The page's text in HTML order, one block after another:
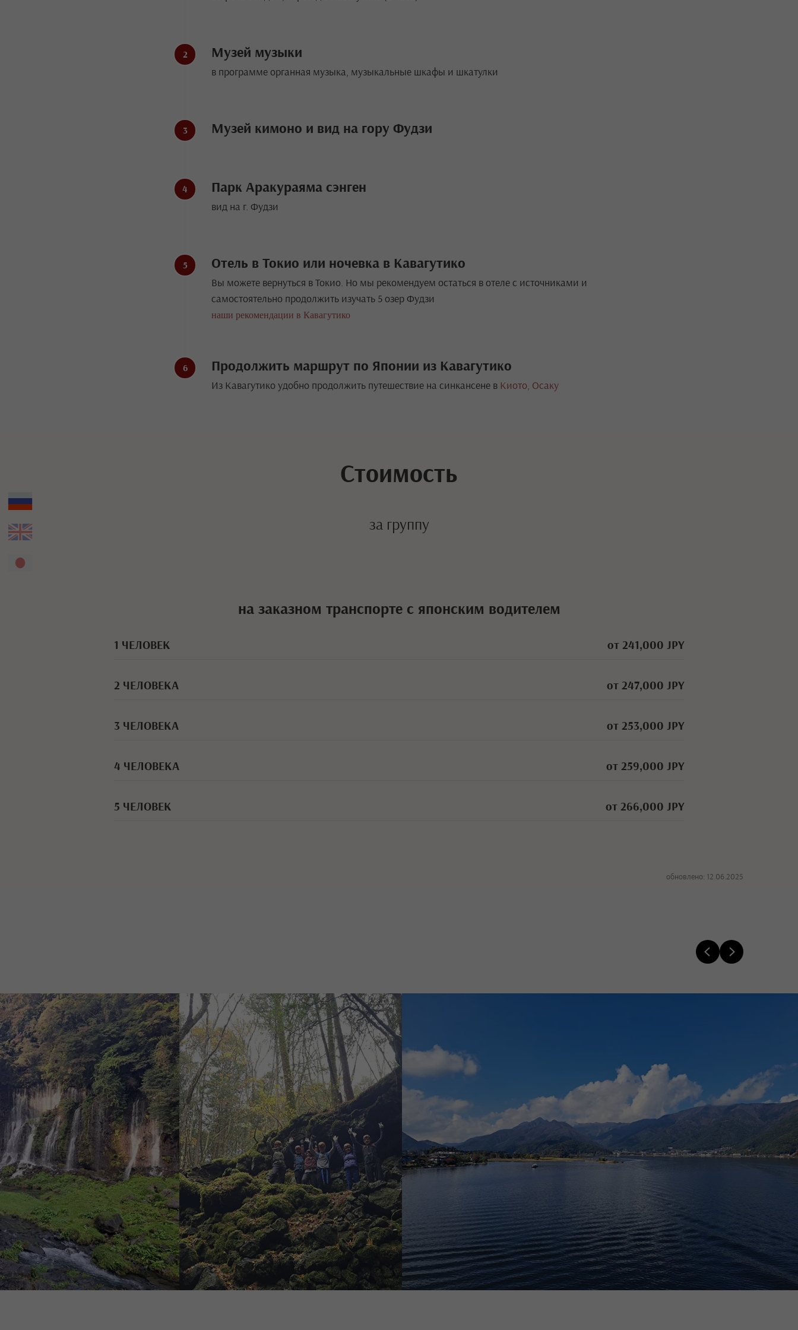
Музей музыки
в программе органная музыка, музыкальные шкафы и шкатулки
Музей кимоно и вид на гору Фудзи
Парк Аракураяма сэнген
вид на г. Фудзи
Отель в Токио или ночевка в Кавагутико
Вы можете вернуться в Токио. Но мы рекомендуем остаться в отеле с источниками и
самостоятельно продолжить изучать 5 озер Фудзи
наши рекомендации в Кавагутико
Продолжить маршрут по Японии из Кавагутико
Из Кавагутико удобно продолжить путешествие на синкансене в Киото, Осаку
Стоимость
за группу
на заказном транспорте с японским водителем
1 ЧЕЛОВЕК от 241,000 JPY
2 ЧЕЛОВЕКА от 247,000 JPY
3 ЧЕЛОВЕКА от 253,000 JPY
4 ЧЕЛОВЕКА от 259,000 JPY
5 ЧЕЛОВЕК от 266,000 JPY
обновлено: 12.06.2025